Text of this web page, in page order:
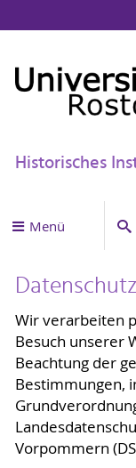
Historisches
Menü
Wir verarbeiten
Besuch unserer
Beachtung der
Bestimmungen,
Vorpommern